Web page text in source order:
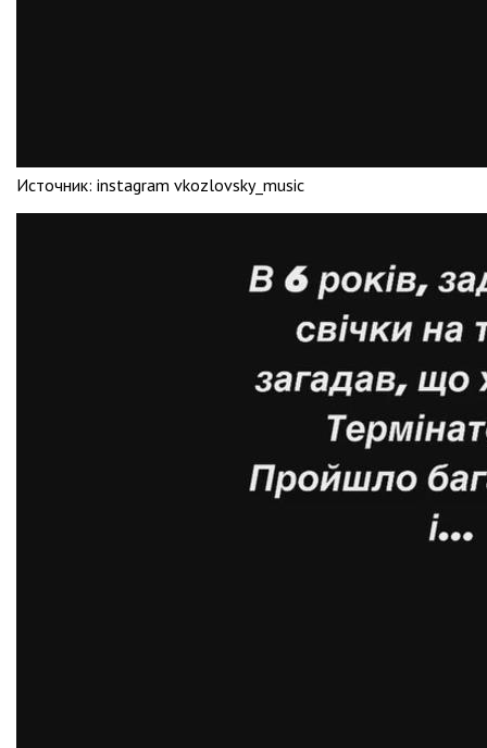
Источник: instagram vkozlovsky_music